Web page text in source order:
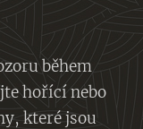
během
hořící nebo
které jsou